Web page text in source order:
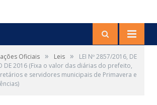
Oficiais » Leis »
LEI Nº 2857/2016, DE
DE 2016 (Fixa o valor das diárias do prefeito,
e servidores municipais de Primavera e